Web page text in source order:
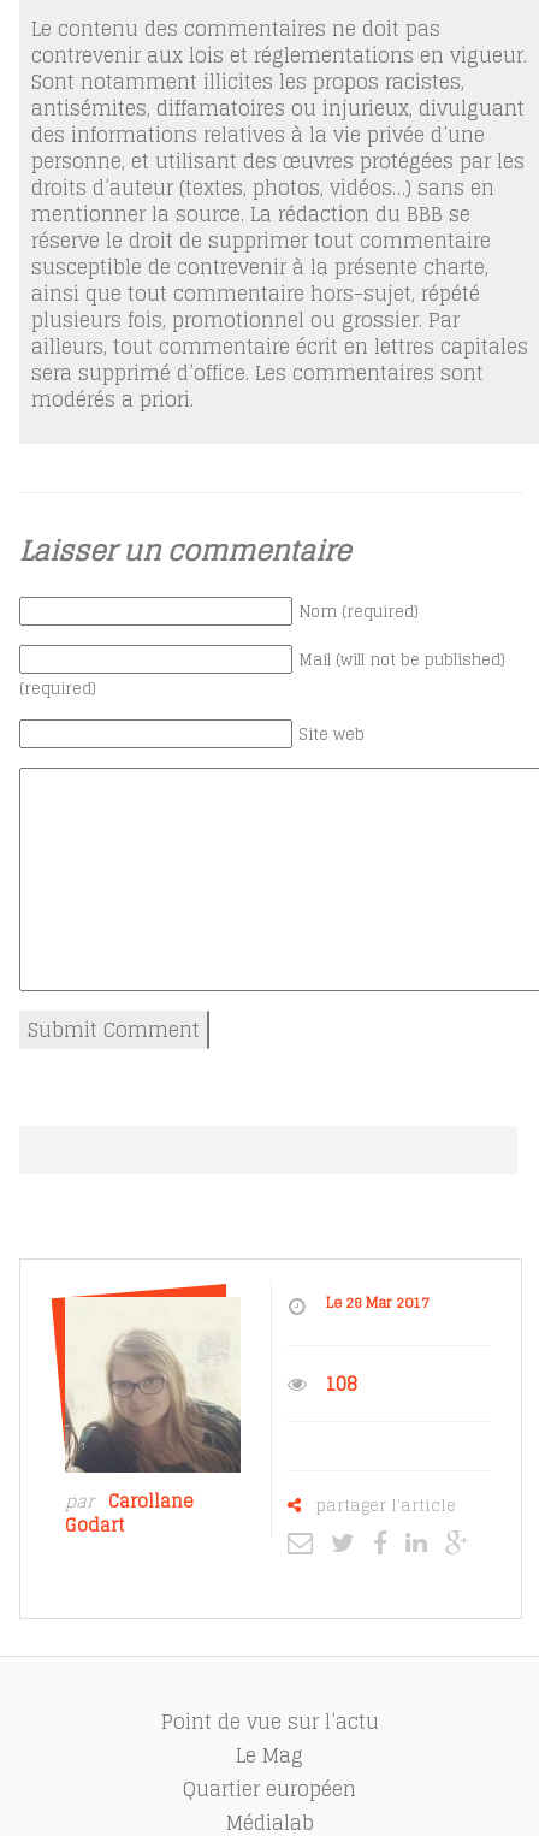
Le contenu des commentaires ne doit pas
contrevenir aux lois et réglementations en vigueur.
Sont notamment illicites les propos racistes,
antisémites, diffamatoires ou injurieux, divulguant
des informations relatives à la vie privée d’une
personne, et utilisant des œuvres protégées par les
droits d’auteur (textes, photos, vidéos…) sans en
mentionner la source. La rédaction du BBB se
réserve le droit de supprimer tout commentaire
susceptible de contrevenir à la présente charte,
ainsi que tout commentaire hors-sujet, répété
plusieurs fois, promotionnel ou grossier. Par
ailleurs, tout commentaire écrit en lettres capitales
sera supprimé d’office. Les commentaires sont
modérés a priori.
Laisser un commentaire
Nom (required)
Mail (will not be published)
(required)
Site web
par Carollane
Godart
Le 28 Mar 2017
108
partager l'article
Point de vue sur l’actu
Le Mag
Quartier européen
Médialab